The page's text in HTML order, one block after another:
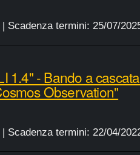
Scadenza termini: 25/07/
1.4" - Bando a
Observation"
Scadenza termini: 22/04/